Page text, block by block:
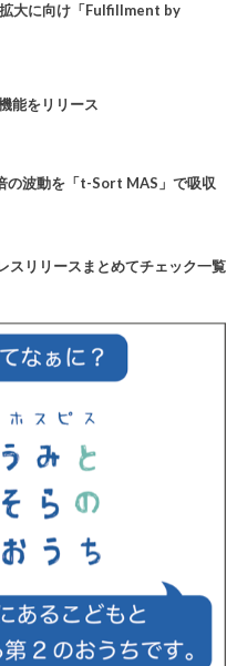
大に向け「Fulfillment by
能をリリース
の波動を「t-Sort MAS」で吸収
スリリースまとめてチェック一覧